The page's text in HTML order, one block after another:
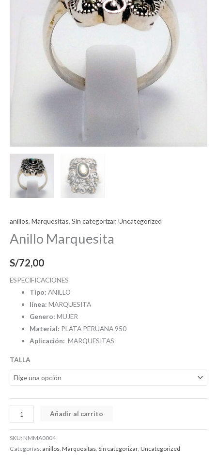
anillos, Marquesitas, Sin categorizar, Uncategorized
Anillo Marquesita
S/72,00
ESPECIFICACIONES
Tipo: ANILLO
línea: MARQUESITA
Genero: MUJER
Material: PLATA PERUANA 950
Aplicación: MARQUESITAS
TALLA
Añadir al carrito
SKU: NMMA0004
Categorías: anillos Marquesitas Sin categorizar Uncategorized